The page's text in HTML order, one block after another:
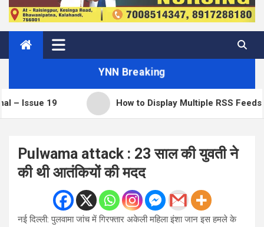
YNN Breaking
How to Display Multiple RSS Feeds on One Page in
Pulwama attack : 23 साल की युवती ने
की थी आतंकियों की मदद
नई दिल्ली: पुलवामा जांच में गिरफ्तार अकेली महिला इंशा जान इस हमले के